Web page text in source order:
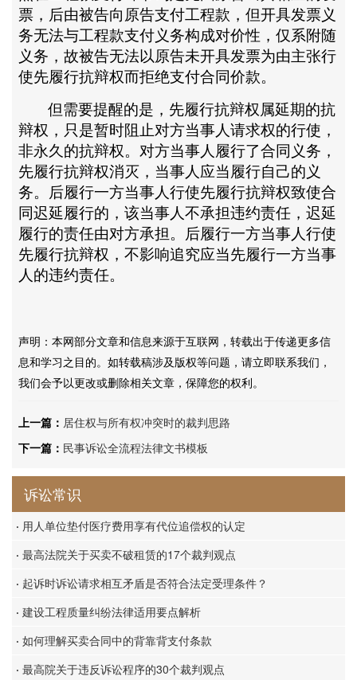
票，后由被告向原告支付工程款，但开具发票义
务无法与工程款支付义务构成对价性，仅系附随
义务，故被告无法以原告未开具发票为由主张行
使先履行抗辩权而拒绝支付合同价款。
但需要提醒的是，先履行抗辩权属延期的抗
辩权，只是暂时阻止对方当事人请求权的行使，
非永久的抗辩权。对方当事人履行了合同义务，
先履行抗辩权消灭，当事人应当履行自己的义
务。后履行一方当事人行使先履行抗辩权致使合
同迟延履行的，该当事人不承担违约责任，迟延
履行的责任由对方承担。后履行一方当事人行使
先履行抗辩权，不影响追究应当先履行一方当事
人的违约责任。
声明：本网部分文章和信息来源于互联网，转载出于传递更多信
息和学习之目的。如转载稿涉及版权等问题，请立即联系我们，
我们会予以更改或删除相关文章，保障您的权利。
上一篇： 居住权与所有权冲突时的裁判思路
下一篇： 民事诉讼全流程法律文书模板
诉讼常识
· 用人单位垫付医疗费用享有代位追偿权的认定
· 最高法院关于买卖不破租赁的17个裁判观点
· 起诉时诉讼请求相互矛盾是否符合法定受理条件？
· 建设工程质量纠纷法律适用要点解析
· 如何理解买卖合同中的背靠背支付条款
· 最高院关于违反诉讼程序的30个裁判观点